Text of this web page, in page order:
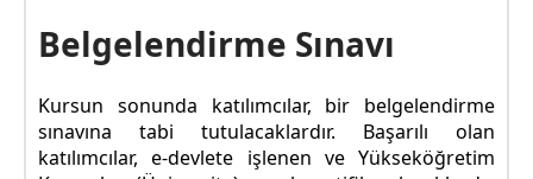
Belgelendirme Sınavı
Kursun sonunda katılımcılar, bir belgelendirme
sınavına tabi tutulacaklardır. Başarılı olan
katılımcılar, e-devlete işlenen ve Yükseköğretim